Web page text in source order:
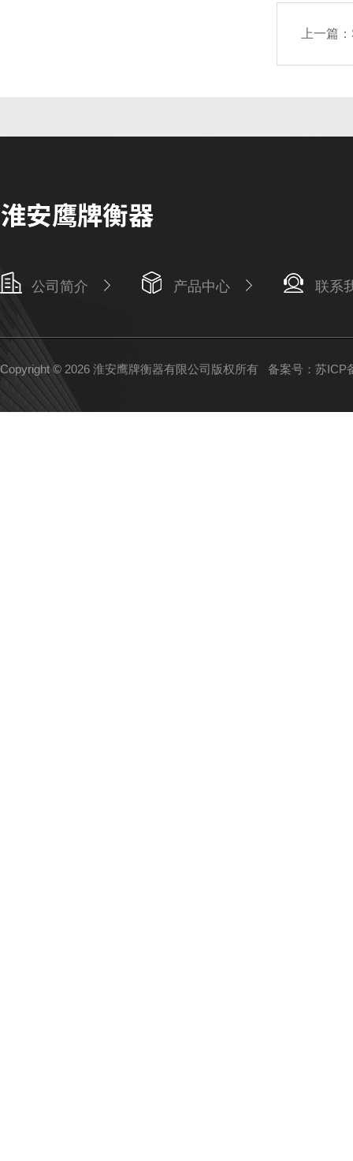
上一篇：
公司简介 产品中心 联系
Copyright © 2026 淮安鹰牌衡器有限公司版权所有 备案号：苏ICP